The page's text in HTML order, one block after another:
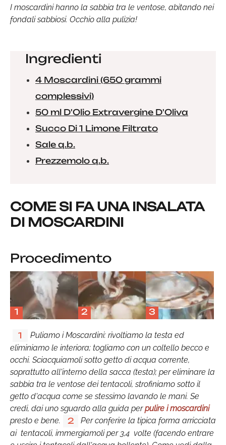
I moscardini hanno la sabbia tra le ventose, abitando nei
fondali sabbiosi. Occhio alla pulizia!
Ingredienti
4 Moscardini (650 grammi
complessivi)
50 ml D'Olio Extravergine D'Oliva
Succo Di 1 Limone Filtrato
Sale q.b.
Prezzemolo q.b.
COME SI FA UNA INSALATA
DI MOSCARDINI
Procedimento
1 2 3
1
Puliamo i Moscardini: rivoltiamo la testa ed
eliminiamo le interiora; togliamo con un coltello becco e
occhi. Sciacquiamoli sotto getto di acqua corrente,
soprattutto all'interno della sacca (testa); per eliminare la
sabbia tra le ventose dei tentacoli, strofiniamo sotto il
getto d'acqua come se stessimo lavando le mani. Se
credi, dai uno sguardo alla guida perpulire i moscardini
presto e bene.
2
Per conferire la tipica forma arricciata
ai tentacoli, immergiamoli per 3,4 volte (facendo entrare